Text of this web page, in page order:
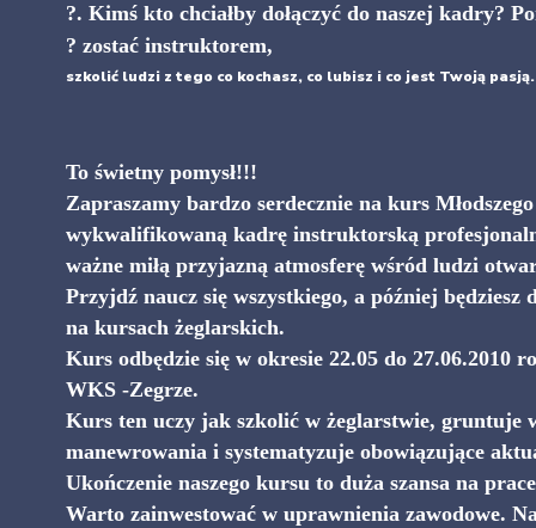
?. Kimś kto chciałby dołączyć do naszej kadry?
? zostać instruktorem,
szkolić ludzi z tego co kochasz, co lubisz i co jest Twoją pasją.
To świetny pomysł!!!
Zapraszamy bardzo serdecznie na kurs
wykwalifikowaną kadrę instruktorską
ważne miłą przyjazną atmosferę wśród ludzi
Przyjdź naucz się wszystkiego, a później będziesz
na kursach żeglarskich.
Kurs odbędzie się w okresie 22.05 do 27.06.2010
WKS -Zegrze.
Kurs ten uczy jak szkolić w żeglarstwie, gruntuje
manewrowania i systematyzuje obowiązujące
Ukończenie naszego kursu to duża szansa na
Warto zainwestować w uprawnienia zawodowe.